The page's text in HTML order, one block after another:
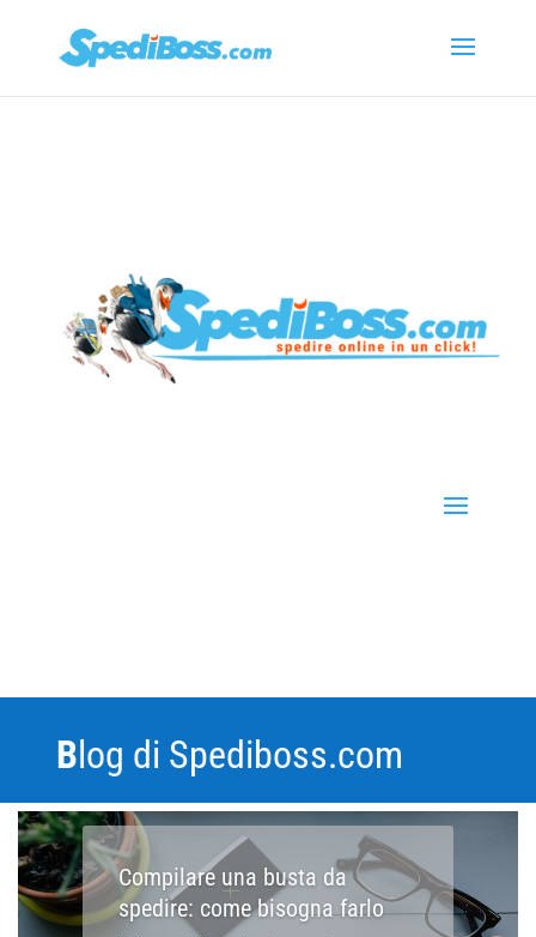
Blog di Spediboss.com
Compilare una busta da
spedire: come bisogna farlo